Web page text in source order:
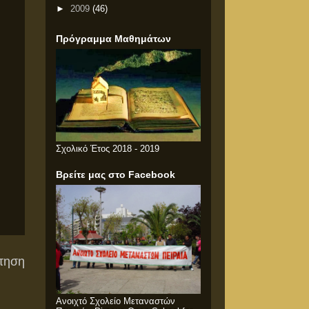
► 2009 (46)
Πρόγραμμα Μαθημάτων
Σχολικό Έτος 2018 - 2019
Βρείτε μας στο Facebook
Ανοιχτό Σχολείο Μεταναστών